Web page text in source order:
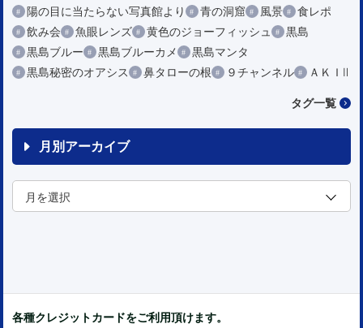
陽の目に当たらない写真館より
青の洞窟 風景
食レポ
飲み会
魚眼レンズ 黄色のジョーフィッシュ
黒島
黒島ブルー
黒島ブルーカメ
黒島マンタ
黒島秘密のオアシス
鼻タローの根 ９チャンネル ＡＫＩⅡ
タグ一覧
月別アーカイブ
各種クレジットカードをご利用頂けます。